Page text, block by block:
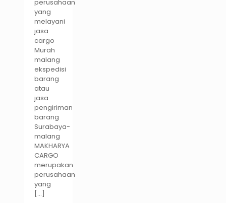
perusahaan
yang
melayani
jasa
cargo
Murah
malang
ekspedisi
barang
atau
jasa
pengiriman
barang
Surabaya-
malang
MAKHARYA
CARGO
merupakan
perusahaan
yang
[…]